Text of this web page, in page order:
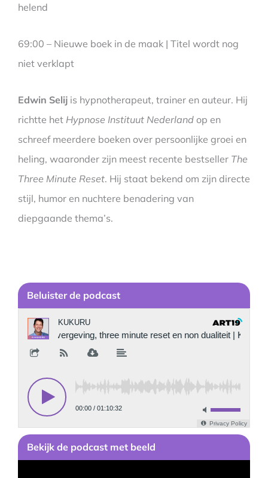
helend
69:00 – Nieuwe boek in de maak | Titel wordt nog
niet verklapt
Edwin Selij is hypnotherapeut, trainer en auteur. Hij
richtte het Hypnose Instituut Nederland op en
schreef meerdere boeken over persoonlijke groei en
heling, waaronder zijn meest recente bestseller The
Three Minute Reset. Hij staat bekend om zijn directe
stijl, humor en nuchtere benadering van
diepgaande thema’s.
Beluister de podcast
Bekijk de podcast met beeld